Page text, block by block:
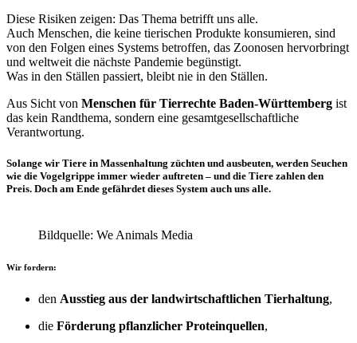
Diese Risiken zeigen: Das Thema betrifft uns alle.
Auch Menschen, die keine tierischen Produkte konsumieren, sind
von den Folgen eines Systems betroffen, das Zoonosen hervorbringt
und weltweit die nächste Pandemie begünstigt.
Was in den Ställen passiert, bleibt nie in den Ställen.
Aus Sicht von Menschen für Tierrechte Baden-Württemberg ist
das kein Randthema, sondern eine gesamtgesellschaftliche
Verantwortung.
Solange wir Tiere in Massenhaltung züchten und ausbeuten, werden Seuchen
wie die Vogelgrippe immer wieder auftreten – und die Tiere zahlen den
Preis. Doch am Ende gefährdet dieses System auch uns alle.
Bildquelle: We Animals Media
Wir fordern:
den Ausstieg aus der landwirtschaftlichen Tierhaltung,
die Förderung pflanzlicher Proteinquellen,